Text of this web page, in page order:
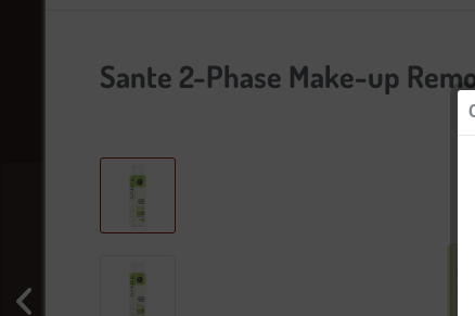
Sante 2-Phase Make-up